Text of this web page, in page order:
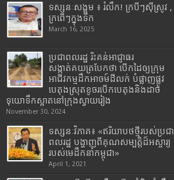
ទស្សនៈសង្គម ៖ រំលឹក! ក្របីៗស៊ីស្រូវ ,
ក្រពើៗក្នុងទឹក
March 16, 2025
ប្រជាពលរដ្ឋ រិះគន់អាជ្ញាធរ
សង្កាត់គយត្របែកថា បើកដៃឲ្យក្រុម
អាជីវកម្មដឹកអាចម៍ដីលក់ បំផ្លាញផ្លូវ
បេតុងស្រុតខូចរបើកបេតុងនិងដាច់
ទុយោទឹកស្អាតនៅក្រុងស្វាយរៀង
November 30, 2024
ទស្សនៈវិភាគ៖ «ឥរិយាបថថ្មីរបស់ប្រជា
ពលរដ្ឋ បង្ហាញពីគុណសម្បត្តិដ៏អស្ចារ្យ
របស់មេដឹកនាំកម្ពុជា»
April 1, 2021